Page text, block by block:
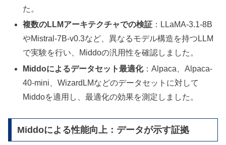
た。
複数のLLMアーキテクチャでの検証 ：LLaMA-3.1-8B
やMistral-7B-v0.3など、異なるモデル構造を持つLLM
で実験を行い、Middoの汎用性を確認しました。
Middoによるデータセット最適化：Alpaca、Alpaca-
40-mini、WizardLMなどのデータセットに対して
Middoを適用し、最適化の効果を測定しました。
Middoによる性能向上：データが示す証拠